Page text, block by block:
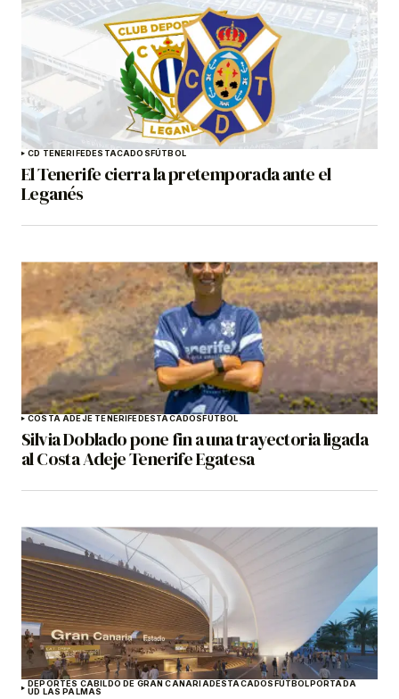
CD TENERIFEDESTACADOS FÚTBOL
El Tenerife cierra la pretemporada ante el
Leganés
COSTA ADEJE TENERIFE DESTACADOS FÚTBOL
Silvia Doblado pone fin a una trayectoria ligada
al Costa Adeje Tenerife Egatesa
DEPORTES CABILDO DE GRAN CANARIADESTACADOS FÚTBOL PORTADA
UD LAS PALMAS